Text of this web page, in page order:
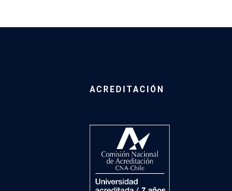
ACREDITACIÓN